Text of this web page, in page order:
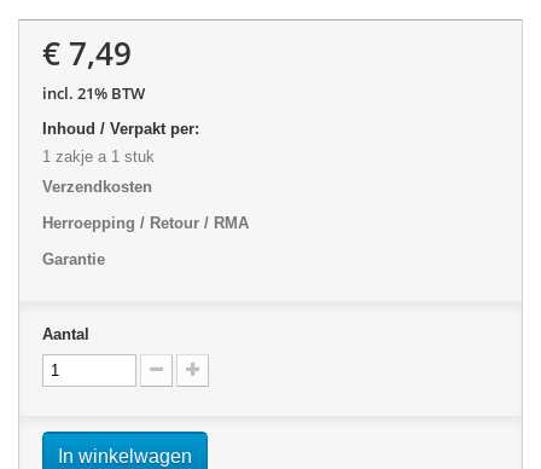
€ 7,49
incl. 21% BTW
Inhoud / Verpakt per:
1 zakje a 1 stuk
Verzendkosten
Herroepping / Retour / RMA
Garantie
Aantal
In winkelwagen